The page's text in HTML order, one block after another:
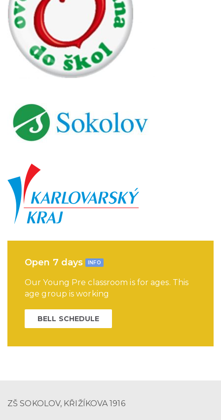
Open 7 days INFO
Our Young Pre classroom is for ages. This
age group is working
BELL SCHEDULE
ZŠ SOKOLOV, KŘIŽÍKOVA 1916